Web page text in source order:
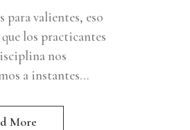
para valientes, eso
los practicantes
nos
a instantes...
More